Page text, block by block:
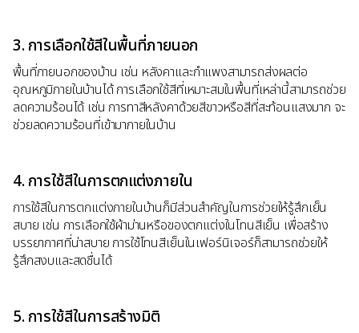
3. การเลือกใช้สีในพื้นที่ภายนอก
พื้นที่ภายนอกของบ้าน เช่น หลังคาและกำแพงสามารถส่งผลต่อ
อุณหภูมิภายในบ้านได้ การเลือกใช้สีที่เหมาะสมในพื้นที่เหล่านี้สามารถช่วย
ลดความร้อนได้ เช่น การทาสีหลังคาด้วยสีขาวหรือสีที่สะท้อนแสงมาก จะ
ช่วยลดความร้อนที่เข้ามาภายในบ้าน
4. การใช้สีในการตกแต่งภายใน
การใช้สีในการตกแต่งภายในบ้านก็มีส่วนสำคัญในการช่วยให้รู้สึกเย็น
สบาย เช่น การเลือกใช้ผ้าม่านหรือของตกแต่งในโทนสีเย็น เพื่อสร้าง
บรรยากาศที่น่าสบาย การใช้โทนสีเย็นในเฟอร์นิเจอร์ก็สามารถช่วยให้
รู้สึกสงบและสดชื่นได้
5. การใช้สีในการสร้างมิติ